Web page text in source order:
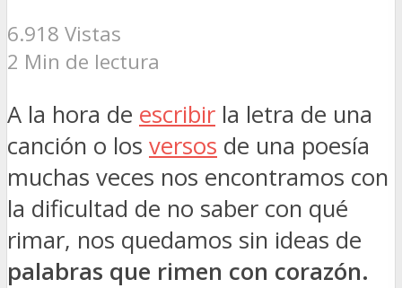
6.918 Vistas
2 Min de lectura
A la hora de escribir la letra de una
canción o los versos de una poesía
muchas veces nos encontramos con
la dificultad de no saber con qué
rimar, nos quedamos sin ideas de
palabras que rimen con corazón.